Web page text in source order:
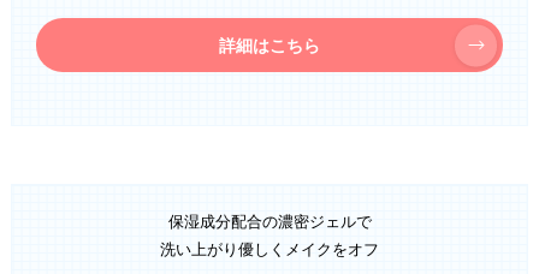
詳細はこちら
保湿成分配合の濃密ジェルで
洗い上がり優しくメイクをオフ